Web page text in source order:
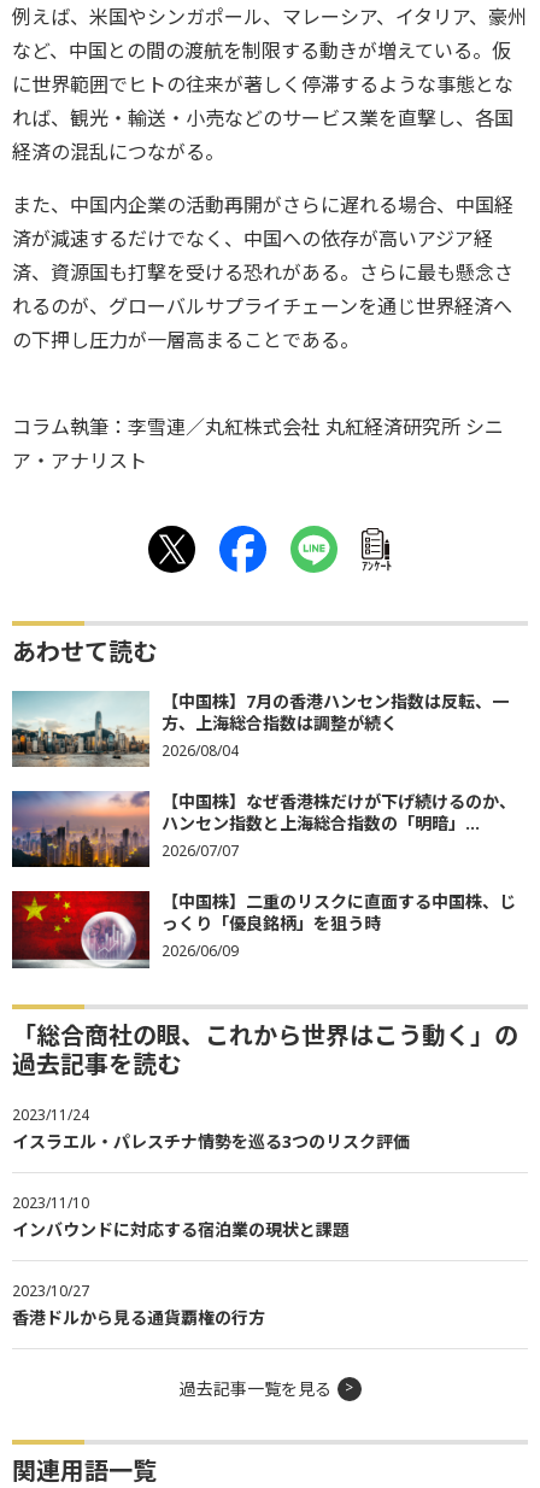
例えば、米国やシンガポール、マレーシア、イタリア、豪州
など、中国との間の渡航を制限する動きが増えている。仮
に世界範囲でヒトの往来が著しく停滞するような事態とな
れば、観光・輸送・小売などのサービス業を直撃し、各国
経済の混乱につながる。
また、中国内企業の活動再開がさらに遅れる場合、中国経
済が減速するだけでなく、中国への依存が高いアジア経
済、資源国も打撃を受ける恐れがある。さらに最も懸念さ
れるのが、グローバルサプライチェーンを通じ世界経済へ
の下押し圧力が一層高まることである。
コラム執筆：李雪連／丸紅株式会社 丸紅経済研究所 シニ
ア・アナリスト
ｱﾝｹｰﾄ
あわせて読む
【中国株】7月の香港ハンセン指数は反転、一
方、上海総合指数は調整が続く
2026/08/04
【中国株】なぜ香港株だけが下げ続けるのか、
ハンセン指数と上海総合指数の「明暗」...
2026/07/07
【中国株】二重のリスクに直面する中国株、じ
っくり「優良銘柄」を狙う時
2026/06/09
「総合商社の眼、これから世界はこう動く」の
過去記事を読む
2023/11/24
イスラエル・パレスチナ情勢を巡る3つのリスク評価
2023/11/10
インバウンドに対応する宿泊業の現状と課題
2023/10/27
香港ドルから見る通貨覇権の行方
過去記事一覧を見る
関連用語一覧